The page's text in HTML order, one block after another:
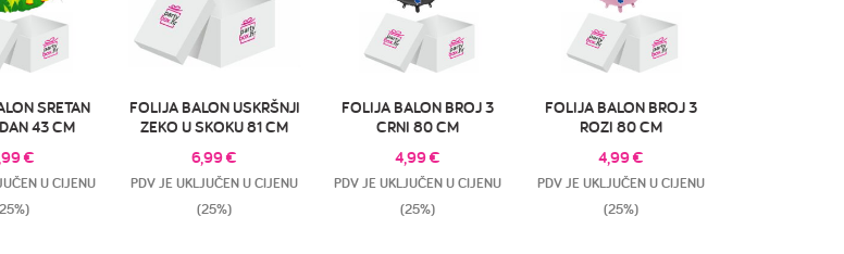
SRETAN
43 CM
€
U CIJENU
FOLIJA BALON USKRŠNJI
ZEKO U SKOKU 81 CM
6,99€
PDV JE UKLJUČEN U CIJENU
(25%)
FOLIJA BALON BROJ 3
CRNI 80 CM
4,99€
PDV JE UKLJUČEN U CIJENU
(25%)
FOLIJA BALON BROJ 3
ROZI 80 CM
4,99€
PDV JE UKLJUČEN U CIJENU
(25%)